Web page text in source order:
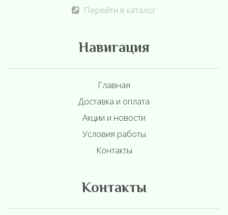
Перейти в каталог
Навигация
Главная
Доставка и оплата
Акции и новости
Условия работы
Контакты
Контакты